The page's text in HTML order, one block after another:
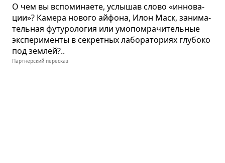
О чем вы вспо­ми­на­ете, услы­шав слово «инно­ва­
ции»? Камера нового айфона, Илон Маск, зани­ма­
тель­ная футу­ро­ло­гия или умо­пом­ра­чи­тель­ные
экс­пе­ри­менты в секрет­ных лабо­ра­то­риях глу­боко
под зем­лей?..
Партнёрский пересказ